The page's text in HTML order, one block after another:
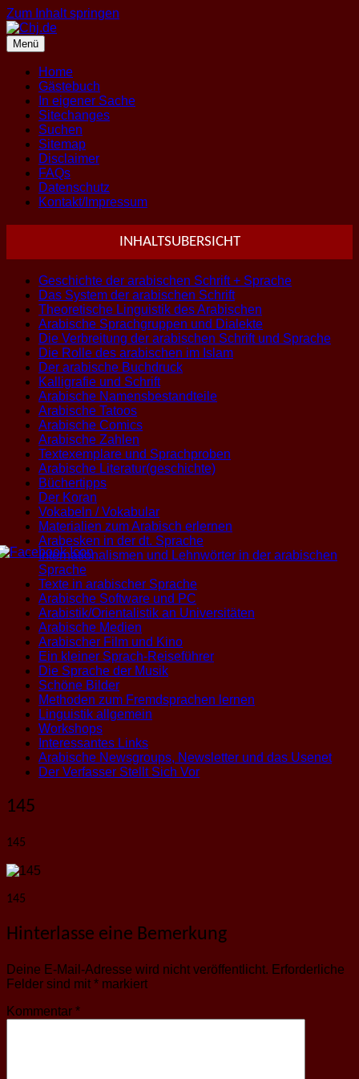
Zum Inhalt springen
Menü
Home
Gästebuch
In eigener Sache
Sitechanges
Suchen
Sitemap
Disclaimer
FAQs
Datenschutz
Kontakt/Impressum
INHALTSUBERSICHT
Geschichte der arabischen Schrift + Sprache
Das System der arabischen Schrift
Theoretische Linguistik des Arabischen
Arabische Sprachgruppen und Dialekte
Die Verbreitung der arabischen Schrift und Sprache
Die Rolle des arabischen im Islam
Der arabische Buchdruck
Kalligrafie und Schrift
Arabische Namensbestandteile
Arabische Tatoos
Arabische Comics
Arabische Zahlen
Textexemplare und Sprachproben
Arabische Literatur(geschichte)
Büchertipps
Der Koran
Vokabeln / Vokabular
Materialien zum Arabisch erlernen
Arabesken in der dt. Sprache
Internationalismen und Lehnwörter in der arabischen
Sprache
Texte in arabischer Sprache
Arabische Software und PC
Arabistik/Orientalistik an Universitäten
Arabische Medien
Arabischer Film und Kino
Ein kleiner Sprach-Reiseführer
Die Sprache der Musik
Schöne Bilder
Methoden zum Fremdsprachen lernen
Linguistik allgemein
Workshops
Interessantes Links
Arabische Newsgroups, Newsletter und das Usenet
Der Verfasser Stellt Sich Vor
145
145
145
Hinterlasse eine Bemerkung
Deine E-Mail-Adresse wird nicht veröffentlicht. Erforderliche
Felder sind mit * markiert
Kommentar *